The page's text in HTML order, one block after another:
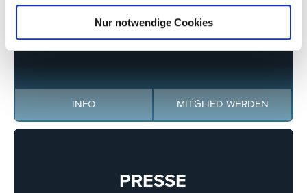
Nur notwendige Cookies
DER VERBAND
INFO MITGLIED WERDEN
PRESSE